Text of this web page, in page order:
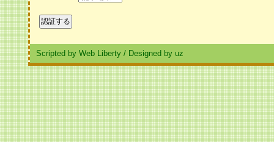
Scripted by Web Liberty / Designed by uz